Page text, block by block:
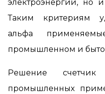
электроэнергии, но
Таким критериям
альфа
промышленном и
Решение
промышленных